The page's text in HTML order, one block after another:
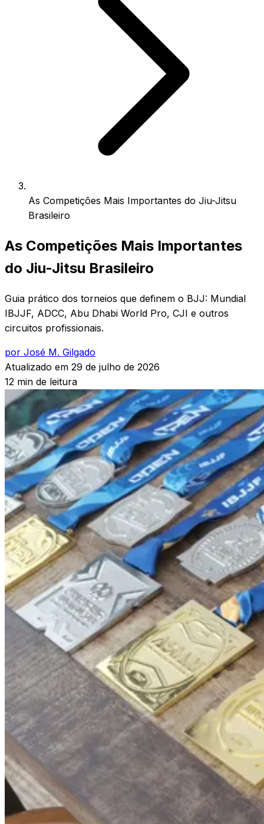
As Competições Mais Importantes do Jiu-Jitsu
Brasileiro
As Competições Mais Importantes
do Jiu-Jitsu Brasileiro
Guia prático dos torneios que definem o BJJ: Mundial
IBJJF, ADCC, Abu Dhabi World Pro, CJI e outros
circuitos profissionais.
por José M. Gilgado
Atualizado em 29 de julho de 2026
12 min de leitura